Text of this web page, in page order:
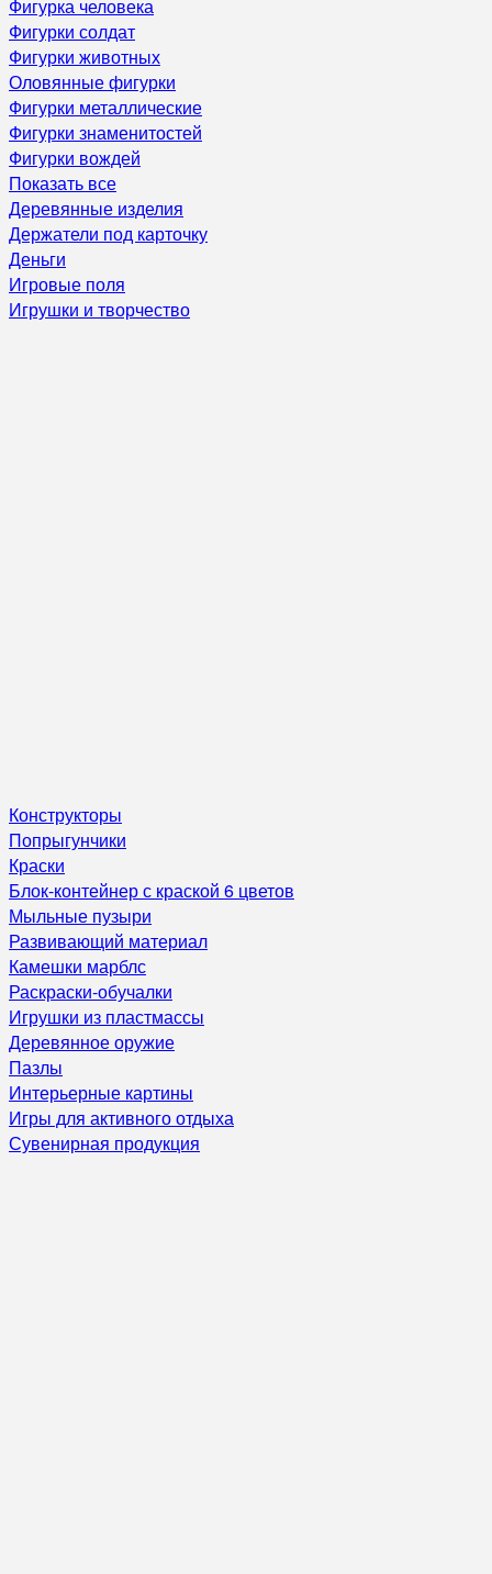
Фигурка человека
Фигурки солдат
Фигурки животных
Оловянные фигурки
Фигурки металлические
Фигурки знаменитостей
Фигурки вождей
Показать все
Деревянные изделия
Держатели под карточку
Деньги
Игровые поля
Игрушки и творчество
Конструкторы
Попрыгунчики
Краски
Блок-контейнер с краской 6 цветов
Мыльные пузыри
Развивающий материал
Камешки марблс
Раскраски-обучалки
Игрушки из пластмассы
Деревянное оружие
Пазлы
Интерьерные картины
Игры для активного отдыха
Сувенирная продукция